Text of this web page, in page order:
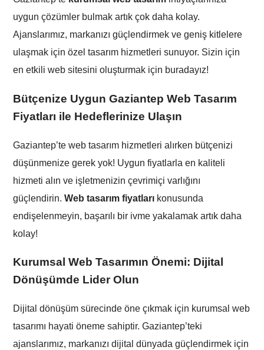
uygun çözümler bulmak artık çok daha kolay.
Ajanslarımız, markanızı güçlendirmek ve geniş kitlelere
ulaşmak için özel tasarım hizmetleri sunuyor. Sizin için
en etkili web sitesini oluşturmak için buradayız!
Bütçenize Uygun Gaziantep Web Tasarım
Fiyatları ile Hedeflerinize Ulaşın
Gaziantep’te web tasarım hizmetleri alırken bütçenizi
düşünmenize gerek yok! Uygun fiyatlarla en kaliteli
hizmeti alın ve işletmenizin çevrimiçi varlığını
güçlendirin.Web tasarım fiyatları konusunda
endişelenmeyin, başarılı bir ivme yakalamak artık daha
kolay!
Kurumsal Web Tasarımın Önemi: Dijital
Dönüşümde Lider Olun
Dijital dönüşüm sürecinde öne çıkmak için kurumsal web
tasarımı hayati öneme sahiptir. Gaziantep’teki
ajanslarımız, markanızı dijital dünyada güçlendirmek için